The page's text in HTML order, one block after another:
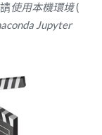
使用本機環境(
Jupyter